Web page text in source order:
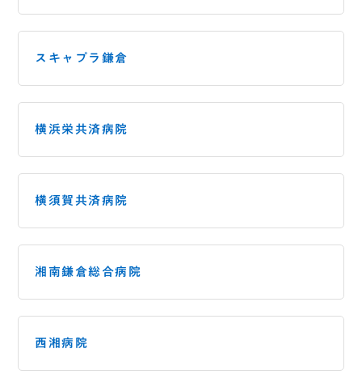
スキャプラ鎌倉
横浜栄共済病院
横須賀共済病院
湘南鎌倉総合病院
西湘病院